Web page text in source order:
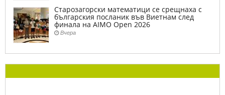
Старозагорски математици се срещнаха с
българския посланик във Виетнам след
финала на AIMO Open 2026
Вчера